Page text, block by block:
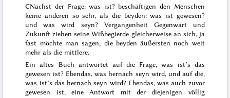
CNächst der Frage: was ist? beschäftigen den Menschen
keine anderen so sehr, als die beyden: was ist gewesen?
und was wird seyn? Vergangenheit Gegenwart und
Zukunft ziehen seine Wißbegierde gleicherweise an sich, ja
fast möchte man sagen, die beyden äußersten noch weit
mehr als die mittlere.
Ein altes Buch antwortet auf die Frage, was ist’s das
gewesen ist? Ebendas, was hernach seyn wird, und auf die,
was ist’s das hernach seyn wird? Ebendas, was auch zuvor
gewesen ist, eine Antwort mit der diejenigen völlig